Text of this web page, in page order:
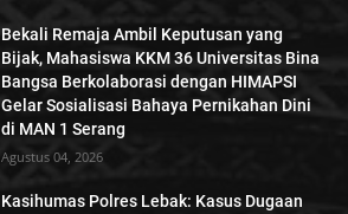
Bekali Remaja Ambil Keputusan yang
Bijak, Mahasiswa KKM 36 Universitas Bina
Bangsa Berkolaborasi dengan HIMAPSI
Gelar Sosialisasi Bahaya Pernikahan Dini
di MAN 1 Serang
Agustus 04, 2026
Kasihumas Polres Lebak: Kasus Dugaan